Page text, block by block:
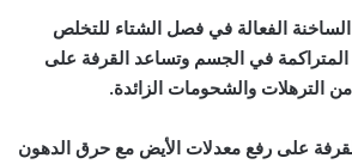
الفعالة في فصل الشتاء للتخلص
المتراكمة في الجسم وتساعد القرفة على
الترهلات والشحومات الزائدة.
على رفع معدلات الأيض مع حرق الدهون